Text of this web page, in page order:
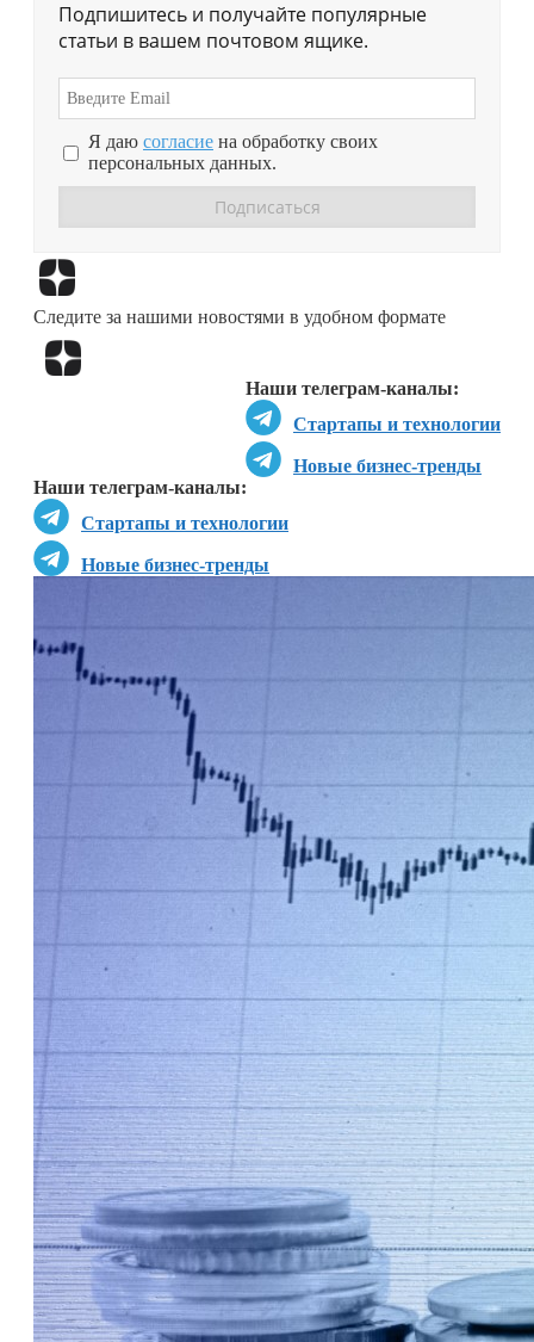
Подпишитесь и получайте популярные
статьи в вашем почтовом ящике.
Я даю согласие на обработку своих
персональных данных.
Следите за нашими новостями в удобном формате
Наши телеграм-каналы:
Стартапы и технологии
Новые бизнес-тренды
Наши телеграм-каналы:
Стартапы и технологии
Новые бизнес-тренды